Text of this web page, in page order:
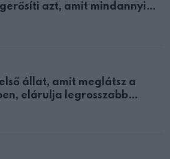
azt, amit mindannyian
állat, amit meglátsz a
elárulja legrosszabb